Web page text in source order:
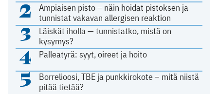
2
Ampiaisen pisto – näin hoidat pistoksen ja
tunnistat vakavan allergisen reaktion
3
Läiskät iholla — tunnistatko, mistä on
kysymys?
4 Palleatyrä: syyt, oireet ja hoito
5
Borrelioosi, TBE ja punkkirokote – mitä niistä
pitää tietää?